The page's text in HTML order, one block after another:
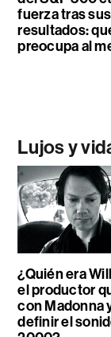
fuerza tras sus
resultados:
preocupa al
Lujos y
¿Quién era
el productor
con Madonna
definir el